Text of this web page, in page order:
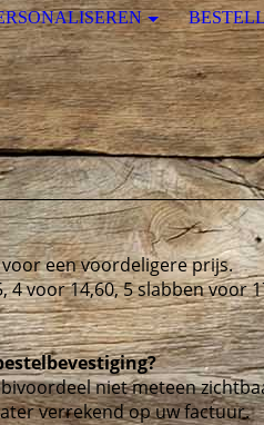
een voordeligere prijs.
4 voor 14,60, 5 slabben voor
niet meteen
verrekend op uw factuur.